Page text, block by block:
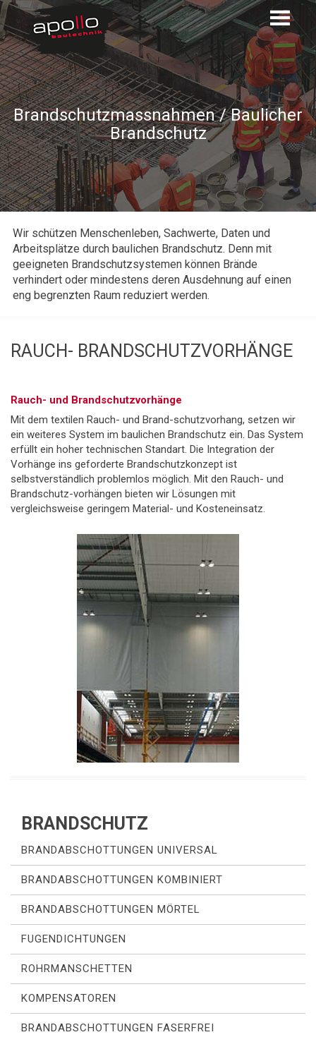
Brandschutzmassnahmen / Baulicher
Brandschutz
Wir schützen Menschenleben, Sachwerte, Daten und
Arbeitsplätze durch baulichen Brandschutz. Denn mit
geeigneten Brandschutzsystemen können Brände
verhindert oder mindestens deren Ausdehnung auf einen
eng begrenzten Raum reduziert werden.
RAUCH- BRANDSCHUTZVORHÄNGE
Rauch- und Brandschutzvorhänge
Mit dem textilen Rauch- und Brand-schutzvorhang, setzen wir
ein weiteres System im baulichen Brandschutz ein. Das System
erfüllt ein hoher technischen Standart. Die Integration der
Vorhänge ins geforderte Brandschutzkonzept ist
selbstverständlich problemlos möglich. Mit den Rauch- und
Brandschutz-vorhängen bieten wir Lösungen mit
vergleichsweise geringem Material- und Kosteneinsatz.
BRANDSCHUTZ
BRANDABSCHOTTUNGEN UNIVERSAL
BRANDABSCHOTTUNGEN KOMBINIERT
BRANDABSCHOTTUNGEN MÖRTEL
FUGENDICHTUNGEN
ROHRMANSCHETTEN
KOMPENSATOREN
BRANDABSCHOTTUNGEN FASERFREI